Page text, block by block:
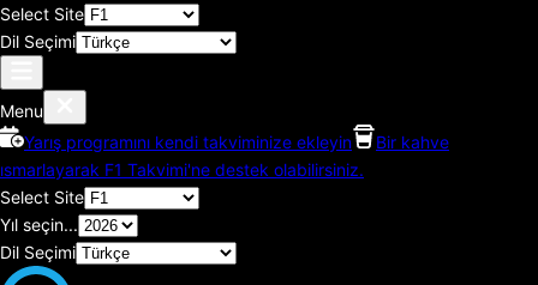
Select Site
Dil Seçimi
Menu
Yarış programını kendi takviminize ekleyin
Bir kahve
ısmarlayarak F1 Takvimi'ne destek olabilirsiniz.
Select Site
Yıl seçin...
Dil Seçimi